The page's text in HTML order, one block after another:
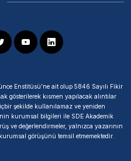
Enstitüsü’ne ait olup 5846 Sayılı Fikir
gösterilerek kısmen yapılacak alıntılar
şekilde kullanılamaz ve yeniden
kurumsal bilgileri ile SDE Akademik
ve değerlendirmeler, yalnızca yazarının
görüşünü temsil etmemektedir.